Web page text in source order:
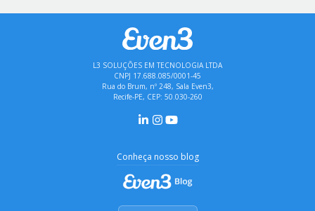
L3 SOLUÇÕES EM TECNOLOGIA LTDA
CNPJ 17.688.085/0001-45
Rua do Brum, nº 248, Sala Even3,
Recife-PE, CEP: 50.030-260
Conheça nosso blog